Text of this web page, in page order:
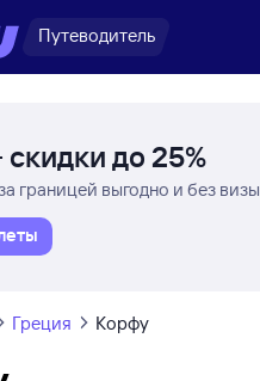
Путеводитель
до 25%
границей выгодно и без визы
Греция Корфу